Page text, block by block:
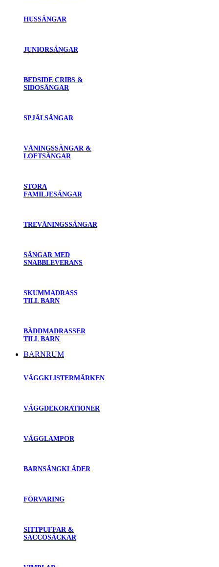
HUSSÄNGAR
JUNIORSÄNGAR
BEDSIDE CRIBS &
SIDOSÄNGAR
SPJÄLSÄNGAR
VÅNINGSSÄNGAR &
LOFTSÄNGAR
STORA
FAMILJESÄNGAR
TREVÅNINGSSÄNGAR
SÄNGAR MED
SNABBLEVERANS
SKUMMADRASS
TILL BARN
BÄDDMADRASSER
TILL BARN
BARNRUM
VÄGGKLISTERMÄRKEN
VÄGGDEKORATIONER
VÄGGLAMPOR
BARNSÄNGKLÄDER
FÖRVARING
SITTPUFFAR &
SACCOSÄCKAR